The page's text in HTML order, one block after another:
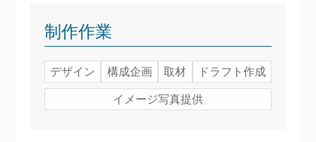
制作作業
デザイン 構成企画 取材
ドラフト作成
イメージ写真提供